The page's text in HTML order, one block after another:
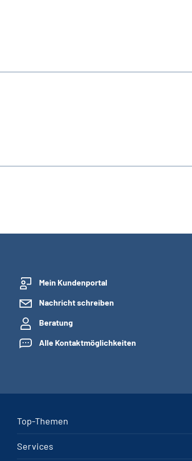
Mein Kundenportal
Nachricht schreiben
Beratung
Alle Kontaktmöglichkeiten
Top-Themen
Services